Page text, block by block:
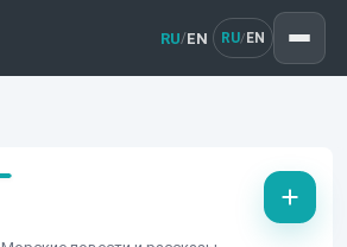
RU/EN RU/ EN